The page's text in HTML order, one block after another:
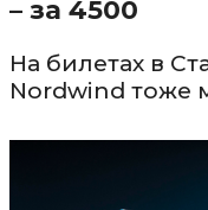
– за 4500
На билетах в
Nordwind тоже